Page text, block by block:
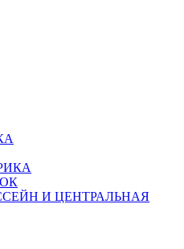
И ЦЕНТРАЛЬНАЯ